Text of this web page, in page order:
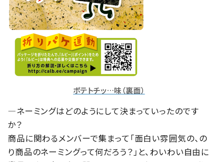
ポテトチッ…味（裏面）
―ネーミングはどのようにして決まっていったのです
か？
商品に関わるメンバーで集まって「面白い雰囲気の、の
り商品のネーミングって何だろう？」と、わいわい自由に